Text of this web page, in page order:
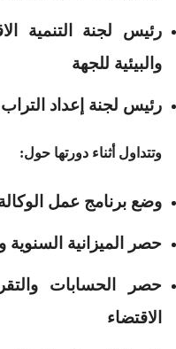
رئيس لجنة التنمية
والبيئية للجهة
رئيس لجنة إعداد
وتتداول أثناء دورتها حول:
وضع برنامج عمل
حصر الميزانية السنوية
حصر الحسابات
الاقتضاء